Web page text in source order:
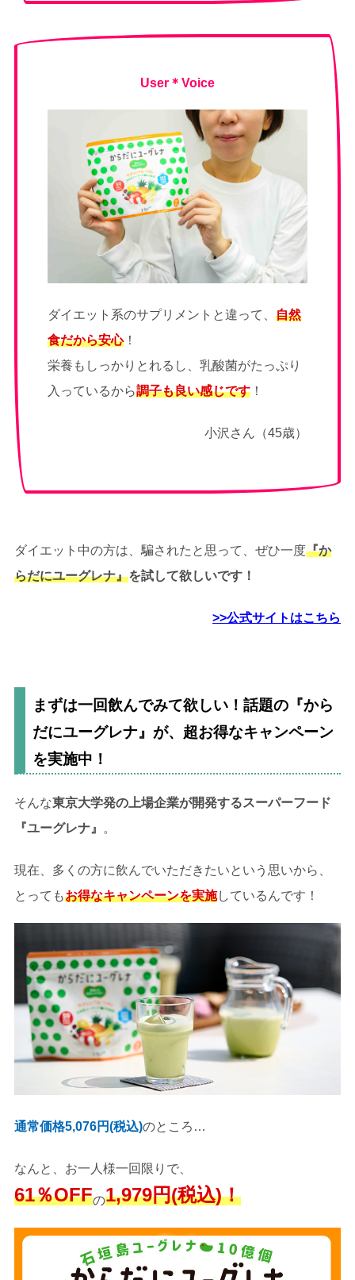
User＊Voice
ダイエット系のサプリメントと違って、自然
食だから安心！
栄養もしっかりとれるし、乳酸菌がたっぷり
入っているから調子も良い感じです ！
小沢さん（45歳）
ダイエット中の方は、騙されたと思って、ぜひ一度『か
らだにユーグレナ』を試して欲しいです！
>>公式サイトはこちら
まずは一回飲んでみて欲しい！ 話題の『から
だにユーグレナ』が、超お得なキャンペーン
を実施中！
そんな東京大学発の上場企業が開発するスーパーフード
『ユーグレナ』 。
現在、多くの方に飲んでいただきたいという思いから、
とってもお得なキャンペーンを実施しているんです！
通常価格5,076円(税込)のところ…
なんと、お一人様一回限りで、
61％OFFの1,979円(税込)！